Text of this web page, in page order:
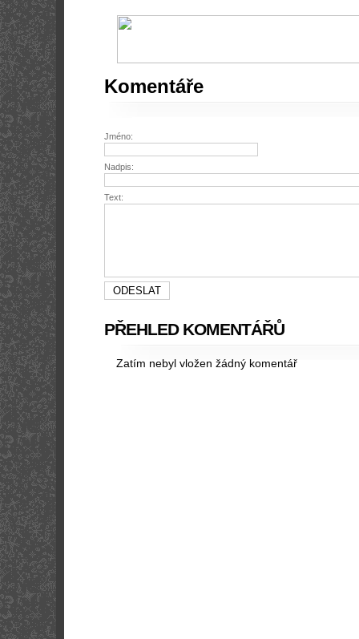
Komentáře
Jméno:
Nadpis:
Text:
PŘEHLED KOMENTÁŘŮ
Zatím nebyl vložen žádný komentář